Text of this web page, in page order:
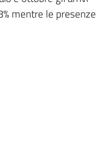
mentre le presenze